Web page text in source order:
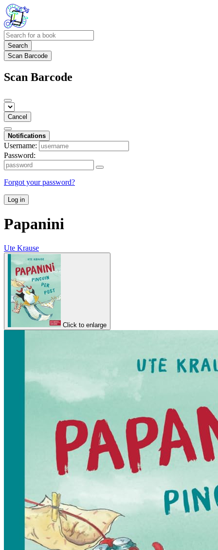
Search
Scan Barcode
Scan Barcode
Cancel
Notifications
Username:
Password:
Forgot your password?
Log in
Papanini
Ute Krause
Click to enlarge